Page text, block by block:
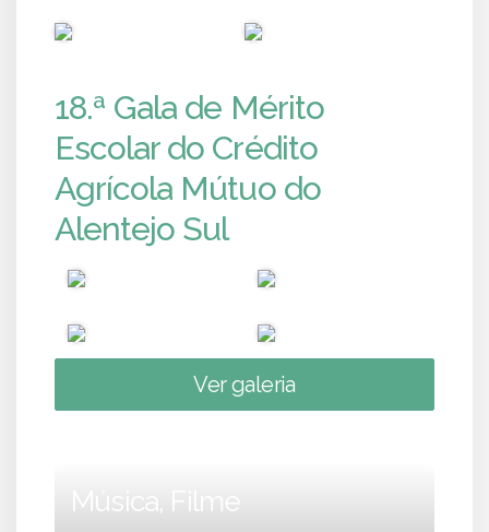
18.ª Gala de Mérito
Escolar do Crédito
Agrícola Mútuo do
Alentejo Sul
Ver galeria
Música, Filme